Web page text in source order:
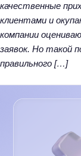
качественные
клиентами и
компании
заявок. Но такой
правильного […]